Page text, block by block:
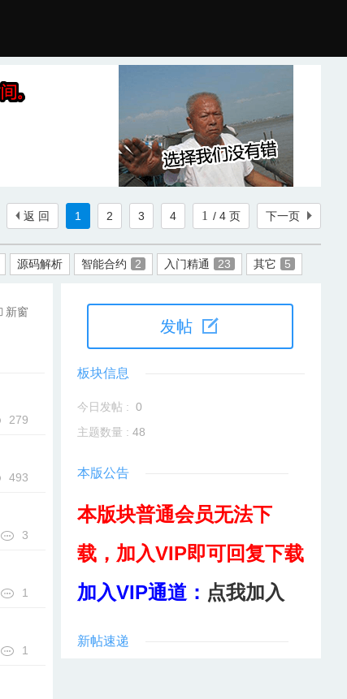
1
2 3 4 / 4 页 下一页
返 回
源码解析 智能合约 2 入门精通 23 其它 5
新窗
279
493
3
1
1
发帖
板块信息
今日发帖 : 0
主题数量 : 48
本版公告
本版块普通会员无法下
载，加入VIP即可回复下载
加入VIP通道： 点我加入
新帖速递